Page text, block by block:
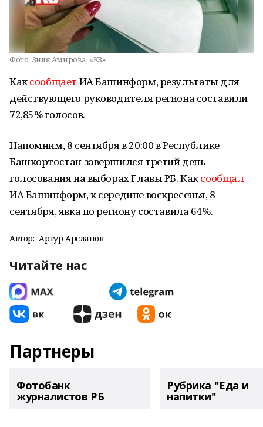
Фото: Зиля Амирова, «КЗ».
Каксообщает ИА Башинформ, результаты для
действующего руководителя региона составили
72,85% голосов.
Напомним, 8 сентября в 20:00 в Республике
Башкортостан завершился третий день
голосования на выборах Главы РБ. Каксообщал
ИА Башинформ, к середине воскресенья, 8
сентября, явка по региону составила 64%.
Автор: Артур Арсланов
Читайте нас
Партнеры
Фотобанк
журналистов РБ
Рубрика "Еда и
напитки"